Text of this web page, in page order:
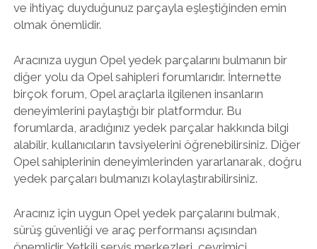
ve ihtiyaç duyduğunuz parçayla eşleştiğinden emin
olmak önemlidir.
Aracınıza uygun Opel yedek parçalarını bulmanın bir
diğer yolu da Opel sahipleri forumlarıdır. İnternette
birçok forum, Opel araçlarla ilgilenen insanların
deneyimlerini paylaştığı bir platformdur. Bu
forumlarda, aradığınız yedek parçalar hakkında bilgi
alabilir, kullanıcıların tavsiyelerini öğrenebilirsiniz. Diğer
Opel sahiplerinin deneyimlerinden yararlanarak, doğru
yedek parçaları bulmanızı kolaylaştırabilirsiniz.
Aracınız için uygun Opel yedek parçalarını bulmak,
sürüş güvenliği ve araç performansı açısından